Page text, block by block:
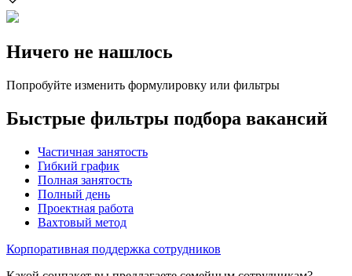
Ничего не нашлось
Попробуйте изменить формулировку или фильтры
Быстрые фильтры подбора вакансий
Частичная занятость
Гибкий график
Полная занятость
Полный день
Проектная работа
Вахтовый метод
Корпоративная поддержка сотрудников